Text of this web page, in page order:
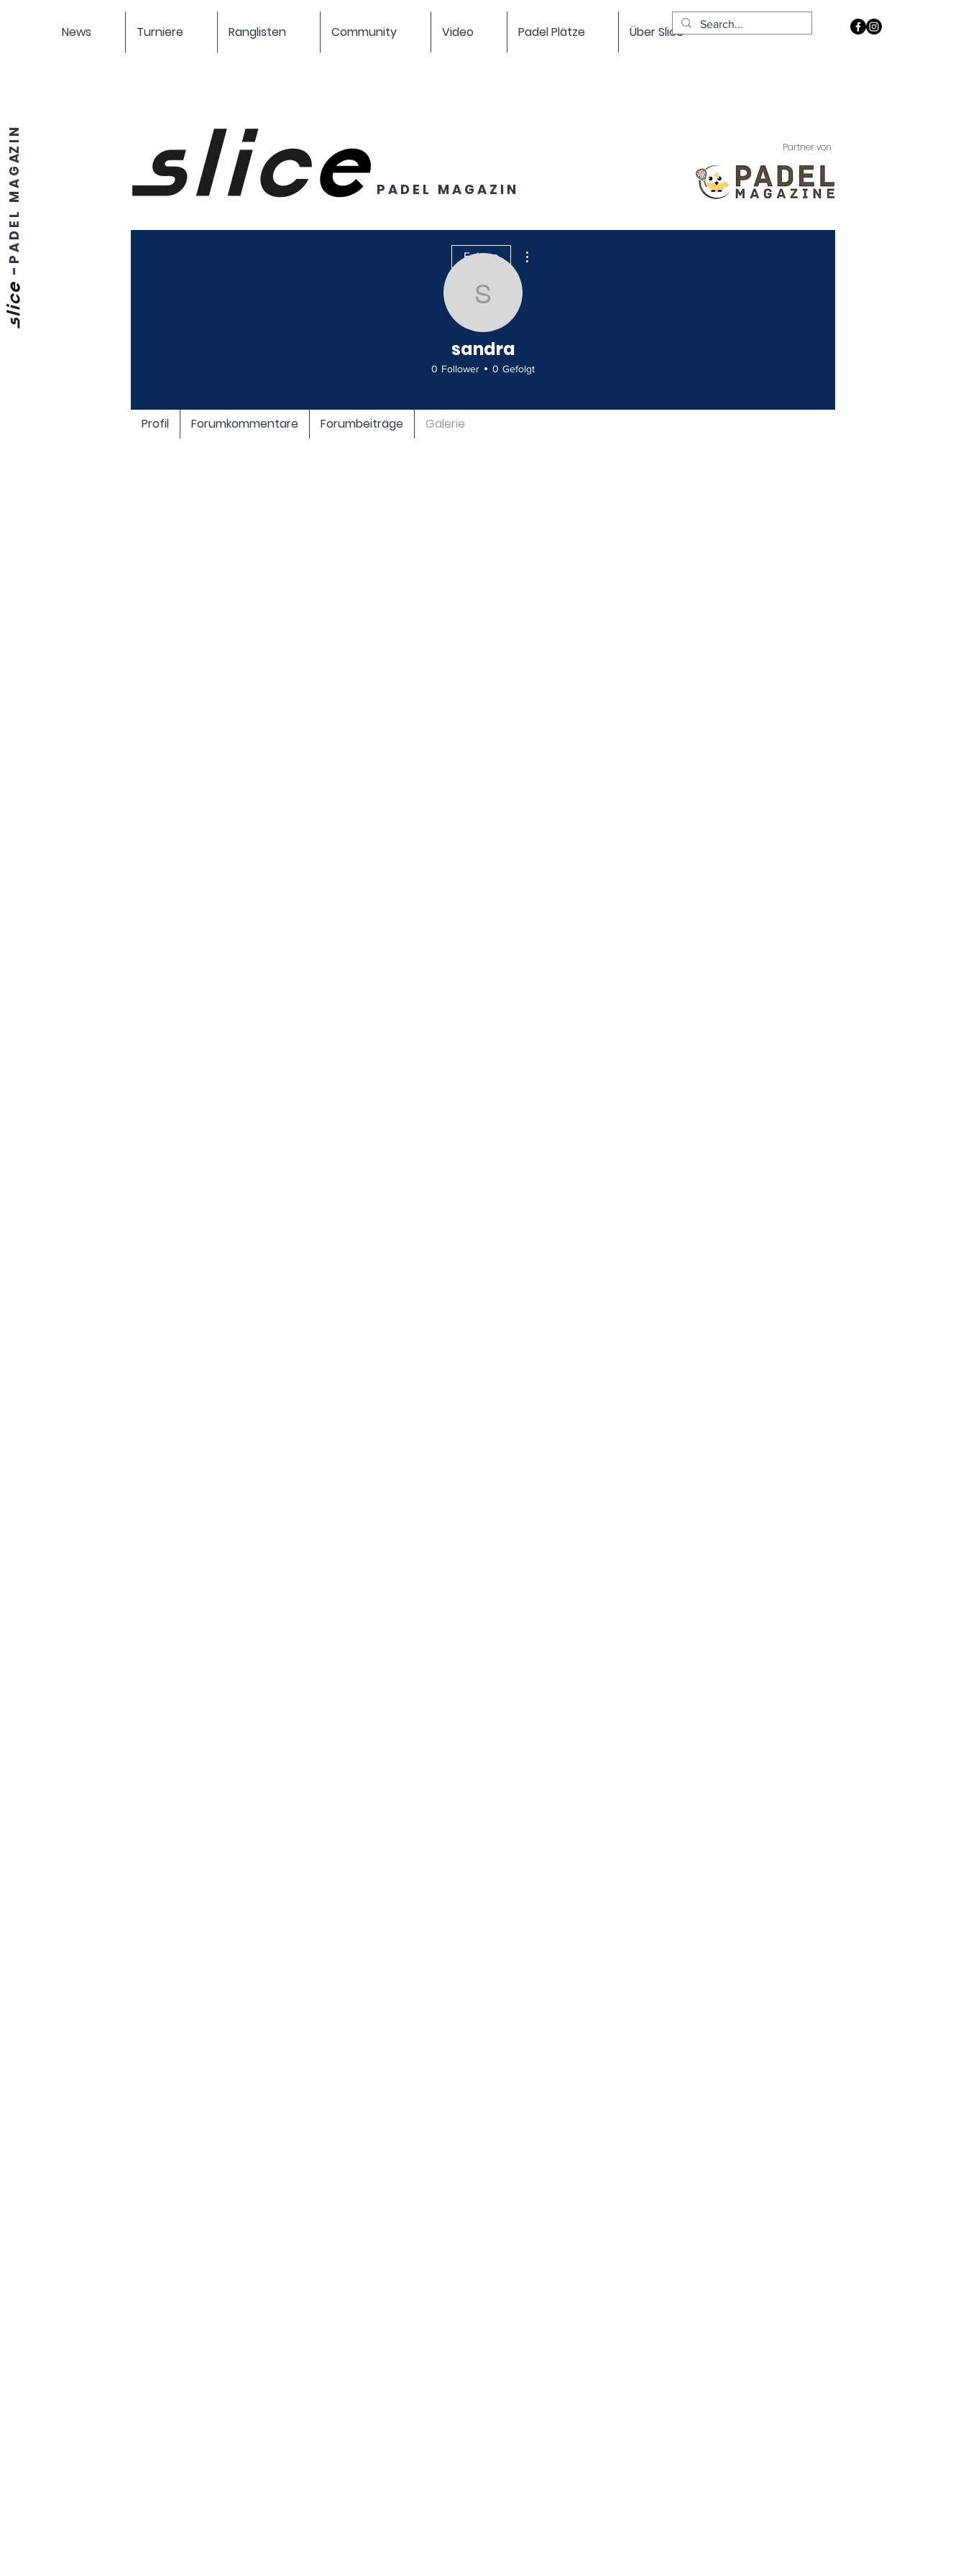
-
P A D E L M A G AZ I N
News Turniere Ranglisten Community Video Padel Plätze Über Slice
P A D E L M A G A Z I N
Partner von
sandra
sandra
0 Follower 0 Gefolgt
Folgen
Profil Forumkommentare Forumbeiträge Galerie